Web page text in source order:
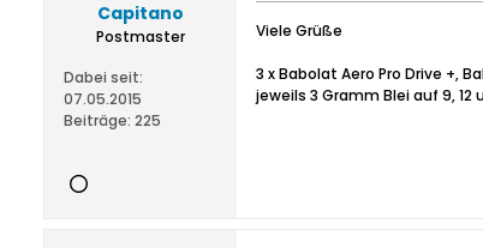
Capitano
Postmaster
Dabei seit:
07.05.2015
Beiträge: 225
Viele Grüße
3 x Babolat Aero Pro Drive +,
jeweils 3 Gramm Blei auf 9, 12